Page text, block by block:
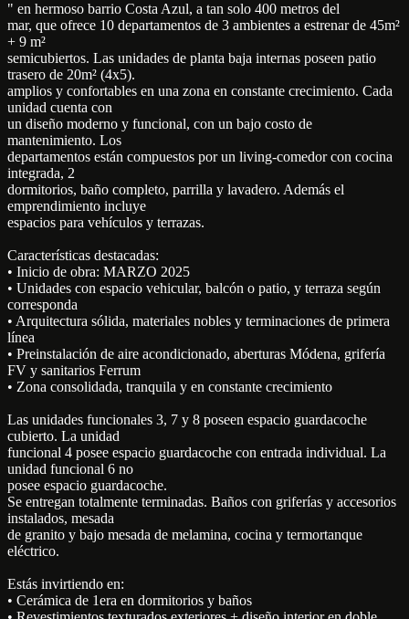
" en hermoso barrio Costa Azul, a tan solo 400 metros del
mar, que ofrece 10 departamentos de 3 ambientes a estrenar de 45m²
+ 9 m²
semicubiertos. Las unidades de planta baja internas poseen patio
trasero de 20m² (4x5).
amplios y confortables en una zona en constante crecimiento. Cada
unidad cuenta con
un diseño moderno y funcional, con un bajo costo de
mantenimiento. Los
departamentos están compuestos por un living-comedor con cocina
integrada, 2
dormitorios, baño completo, parrilla y lavadero. Además el
emprendimiento incluye
espacios para vehículos y terrazas.
Características destacadas:
• Inicio de obra: MARZO 2025
• Unidades con espacio vehicular, balcón o patio, y terraza según
corresponda
• Arquitectura sólida, materiales nobles y terminaciones de primera
línea
• Preinstalación de aire acondicionado, aberturas Módena, grifería
FV y sanitarios Ferrum
• Zona consolidada, tranquila y en constante crecimiento
Las unidades funcionales 3, 7 y 8 poseen espacio guardacoche
cubierto. La unidad
funcional 4 posee espacio guardacoche con entrada individual. La
unidad funcional 6 no
posee espacio guardacoche.
Se entregan totalmente terminadas. Baños con griferías y accesorios
instalados, mesada
de granito y bajo mesada de melamina, cocina y termortanque
eléctrico.
Estás invirtiendo en:
• Cerámica de 1era en dormitorios y baños